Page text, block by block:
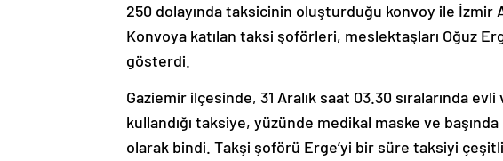
250 dolayında taksicinin oluşturduğu konvoy ile İzmir
Konvoya katılan taksi şoförleri, meslektaşları Oğuz
gösterdi.
Gaziemir ilçesinde, 31 Aralık saat 03.30 sıralarında
kullandığı taksiye, yüzünde medikal maske ve
olarak bindi. Takşi şoförü Erge’yi bir süre taksiyi